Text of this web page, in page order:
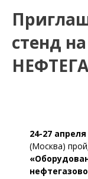
стенд
24-27 апреля
(Москва)